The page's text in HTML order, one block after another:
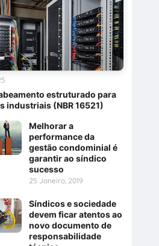
estruturado para
industriais (NBR 16521)
Melhorar a
performance da
gestão condominial é
garantir ao síndico
sucesso
25 Janeiro, 2019
Síndicos e sociedade
devem ficar atentos ao
novo documento de
responsabilidade